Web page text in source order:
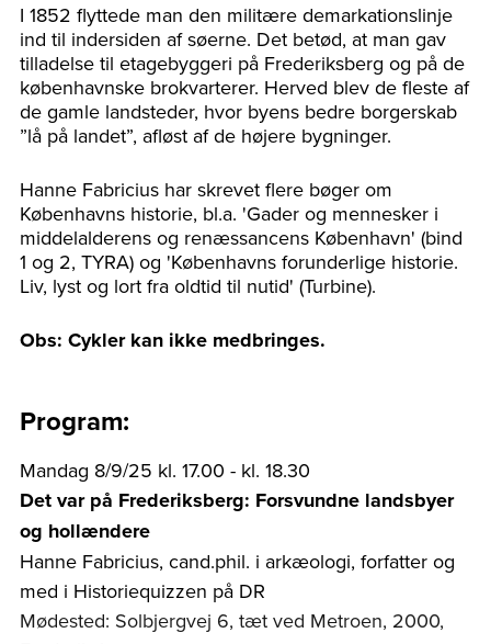
I 1852 flyttede man den militære demarkationslinje
ind til indersiden af søerne. Det betød, at man gav
tilladelse til etagebyggeri på Frederiksberg og på de
københavnske brokvarterer. Herved blev de fleste af
de gamle landsteder, hvor byens bedre borgerskab
”lå på landet”, afløst af de højere bygninger.
Hanne Fabricius har skrevet flere bøger om
Københavns historie, bl.a. 'Gader og mennesker i
middelalderens og renæssancens København' (bind
1 og 2, TYRA) og 'Københavns forunderlige historie.
Liv, lyst og lort fra oldtid til nutid' (Turbine).
Obs: Cykler kan ikke medbringes.
Program:
Mandag 8/9/25 kl. 17.00 - kl. 18.30
Det var på Frederiksberg: Forsvundne landsbyer
og hollændere
Hanne Fabricius, cand.phil. i arkæologi, forfatter og
med i Historiequizzen på DR
Mødested: Solbjergvej 6, tæt ved Metroen, 2000,